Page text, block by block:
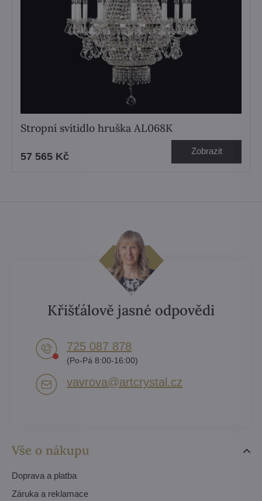
Stropní svítidlo hruška AL068K
57 565 Kč Zobrazit
Vše o nákupu
Doprava a platba
Záruka a reklamace
Křišťálově jasné odpovědi
725 087 878​
(Po-Pá 8:00-16:00)
vavrova​@artcrystal​.cz